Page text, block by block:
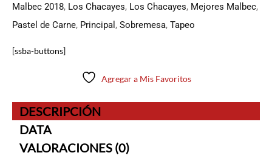
Malbec 2018, Los Chacayes, Los Chacayes, Mejores Malbec,
Pastel de Carne, Principal , Sobremesa, Tapeo
[ssba-buttons]
Agregar a Mis Favoritos
DESCRIPCIÓN
DATA
VALORACIONES (0)